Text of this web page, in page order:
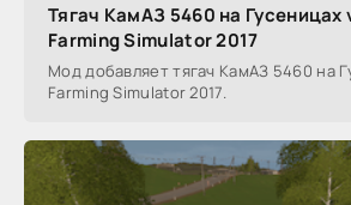
Тягач КамАЗ 5460 на Гусеницах
Farming Simulator 2017
Мод добавляет тягач КамАЗ 5460 на
Farming Simulator 2017.